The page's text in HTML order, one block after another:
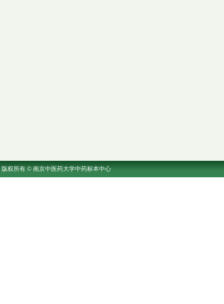
版权所有 © 南京中医药大学中药标本中心